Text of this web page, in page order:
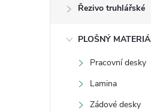
Řezivo truhlářské
PLOŠNÝ
Pracovní desky
Lamina
Zádové desky